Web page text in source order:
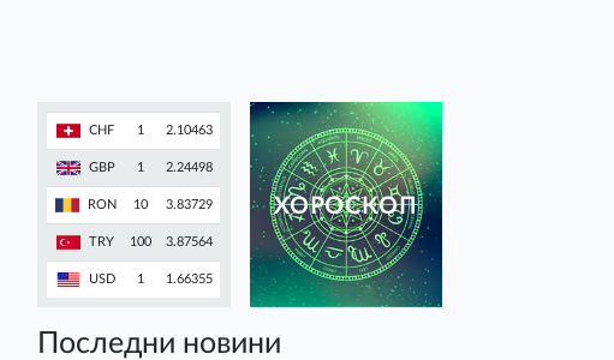
CHF 1 2.10463
GBP 1 2.24498
RON 10 3.83729
TRY 100 3.87564
USD 1 1.66355
ХОРОСКОП
Последни новини